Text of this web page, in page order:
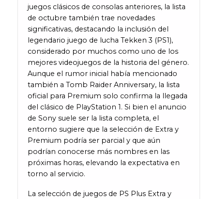
juegos clásicos de consolas anteriores, la lista
de octubre también trae novedades
significativas, destacando la inclusión del
legendario juego de lucha Tekken 3 (PS1),
considerado por muchos como uno de los
mejores videojuegos de la historia del género.
Aunque el rumor inicial había mencionado
también a Tomb Raider Anniversary, la lista
oficial para Premium solo confirma la llegada
del clásico de PlayStation 1. Si bien el anuncio
de Sony suele ser la lista completa, el
entorno sugiere que la selección de Extra y
Premium podría ser parcial y que aún
podrían conocerse más nombres en las
próximas horas, elevando la expectativa en
torno al servicio.
La selección de juegos de PS Plus Extra y